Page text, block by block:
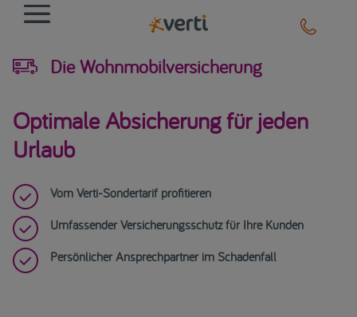
 Die Wohnmobilversicherung
Optimale Absicherung für jeden
Urlaub
 Vom Verti-Sondertarif profitieren
 Umfassender Versicherungsschutz für Ihre Kunden
 Persönlicher Ansprechpartner im Schadenfall